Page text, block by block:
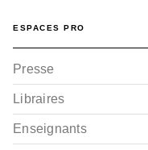
ESPACES PRO
Presse
Libraires
Enseignants